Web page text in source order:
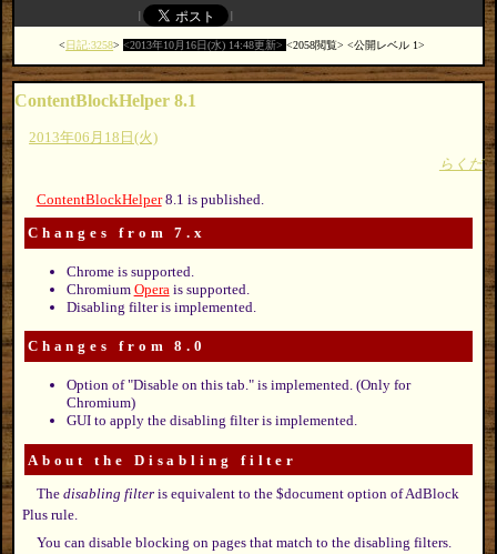
日記:3258 2013年10月16日(水) 14:48更新 2058閲覧 公開レベル 1
ContentBlockHelper 8.1
2013年06月18日(火)
らくだ
ContentBlockHelper8.1 is published.
Changes from 7.x
Chrome is supported.
Chromium Opera is supported.
Disabling filter is implemented.
Changes from 8.0
Option of "Disable on this tab." is implemented. (Only for
Chromium)
GUI to apply the disabling filter is implemented.
About the Disabling filter
The disabling filteris equivalent to the $document option of AdBlock
Plus rule.
You can disable blocking on pages that match to the disabling filters.